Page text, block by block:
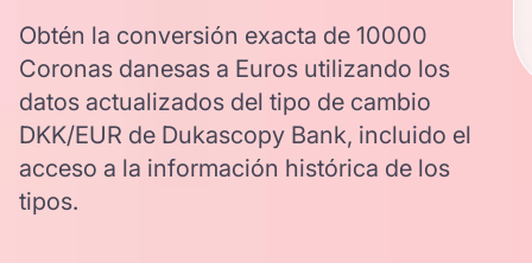
Obtén la conversión exacta de 10000
Coronas danesas a Euros utilizando los
datos actualizados del tipo de cambio
DKK/EUR de Dukascopy Bank, incluido el
acceso a la información histórica de los
tipos.